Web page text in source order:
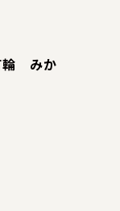
輪 みか